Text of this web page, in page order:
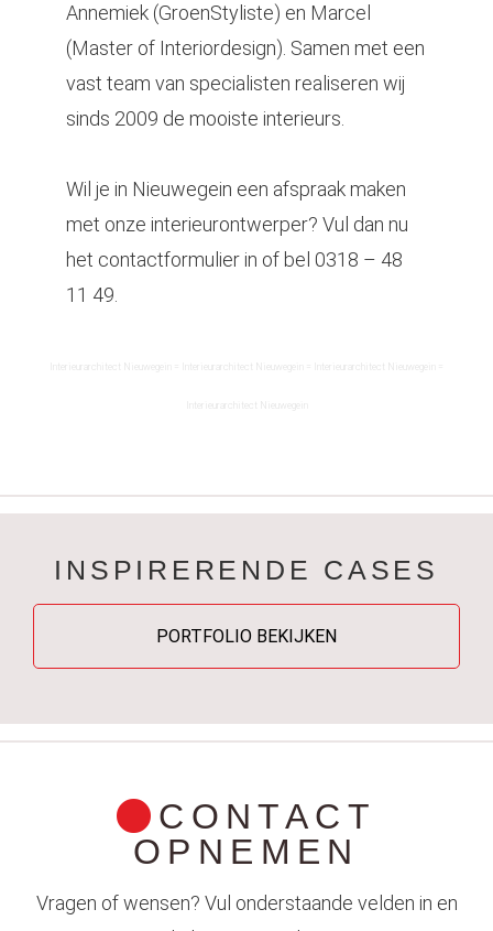
Annemiek (GroenStyliste) en Marcel
(Master of Interiordesign). Samen met een
vast team van specialisten realiseren wij
sinds 2009 de mooiste interieurs.
Wil je in Nieuwegein een afspraak maken
met onze interieurontwerper? Vul dan nu
het contactformulier in of bel 0318 – 48
11 49.
Nieuwegein Nieuwegein Nieuwegein
Nieuwegein
INSPIRERENDE CASES
PORTFOLIO BEKIJKEN
CONTACT
OPNEMEN
Vragen of wensen? Vul onderstaande velden in en